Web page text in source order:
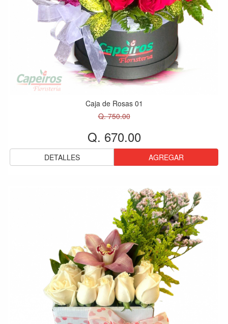
Caja de Rosas 01
Q. 750.00
Q. 670.00
DETALLES AGREGAR